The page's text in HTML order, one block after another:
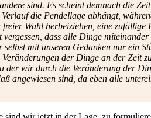
sind. Es scheint demnach die
Verlauf die Pendellage abhängt,
Wahl herbeiziehen, eine zufällige
dass alle Dinge miteinander
selbst mit unseren Gedanken nur ein
der Dinge an der Zeit
der wir durch die Veränderung der
angewiesen sind, da eben alle